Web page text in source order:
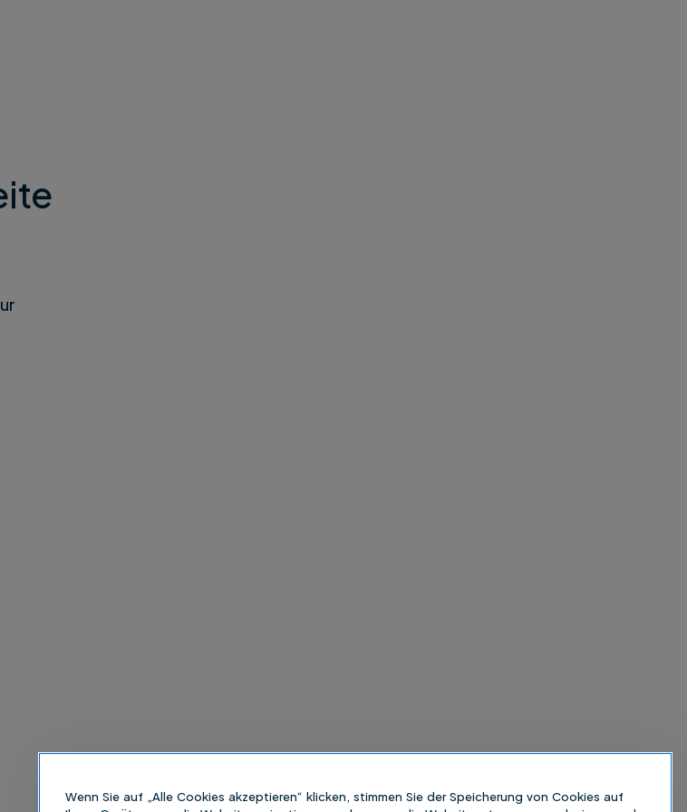
Wenn Sie auf „Alle Cookies akzeptieren“ klicken, stimmen Sie der Speicherung von Cookies auf